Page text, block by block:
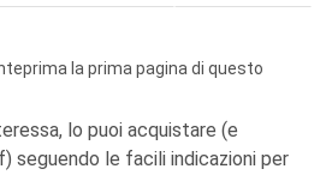
la prima pagina di questo
lo puoi acquistare (e
seguendo le facili indicazioni per